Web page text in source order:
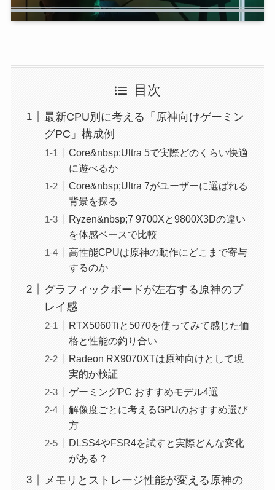
目次
最新CPU別に考える「原神向けゲーミン
グPC」構成例
Core&nbsp;Ultra 5で実際どのくらい快適
に遊べるか
Core&nbsp;Ultra 7がユーザーに選ばれる
背景を探る
Ryzen&nbsp;7 9700Xと9800X3Dの違い
を体感ベースで比較
高性能CPUは原神の動作にどこまで寄与
するのか
グラフィックボードが左右する原神のプ
レイ感
RTX5060Tiと5070を使ってみて感じた価
格と性能の釣り合い
Radeon RX9070XTは原神向けとして現
実的か検証
ゲーミングPC おすすめモデル4選
解像度ごとに考えるGPUのおすすめ選び
方
DLSS4やFSR4を試すと実際どんな変化
がある？
メモリとストレージ性能が変える原神の